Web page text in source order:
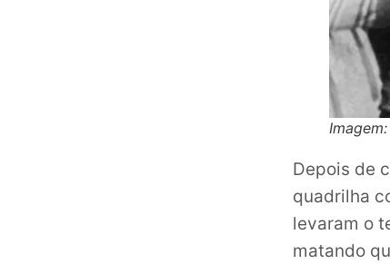
Depois de
quadrilha
levaram o
matando